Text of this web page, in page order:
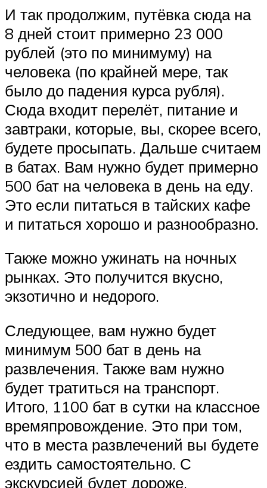
И так продолжим, путёвка сюда на
8 дней стоит примерно 23 000
рублей (это по минимуму) на
человека (по крайней мере, так
было до падения курса рубля).
Сюда входит перелёт, питание и
завтраки, которые, вы, скорее всего,
будете просыпать. Дальше считаем
в батах. Вам нужно будет примерно
500 бат на человека в день на еду.
Это если питаться в тайских кафе
и питаться хорошо и разнообразно.
Также можно ужинать на ночных
рынках. Это получится вкусно,
экзотично и недорого.
Следующее, вам нужно будет
минимум 500 бат в день на
развлечения. Также вам нужно
будет тратиться на транспорт.
Итого, 1100 бат в сутки на классное
времяпровождение. Это при том,
что в места развлечений вы будете
ездить самостоятельно. С
экскурсией будет дороже.